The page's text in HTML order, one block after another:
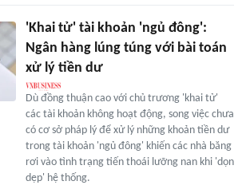
'Khai tử' tài khoản 'ngủ đông':
Ngân hàng lúng túng với bài toán
xử lý tiền dư
Dù đồng thuận cao với chủ trương 'khai tử'
các tài khoản không hoạt động, song việc chưa
có cơ sở pháp lý để xử lý những khoản tiền dư
trong tài khoản 'ngủ đông' khiến các nhà băng
rơi vào tình trạng tiến thoái lưỡng nan khi 'dọn
dẹp' hệ thống.